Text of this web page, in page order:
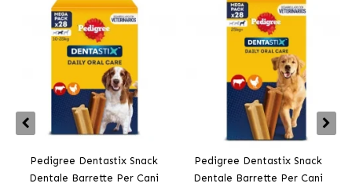
Pedigree Dentastix Snack
Dentale Barrette Per Cani
Pedigree Dentastix Snack
Dentale Barrette Per Cani